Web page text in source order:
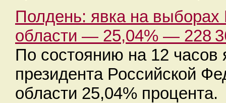
Полдень: явка на выборах
области — 25,04% — 228
По состоянию на 12 часов
президента Российской
области 25,04% процента.